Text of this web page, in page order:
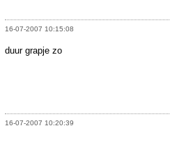
16-07-2007 10:15:08
duur grapje zo
16-07-2007 10:20:39